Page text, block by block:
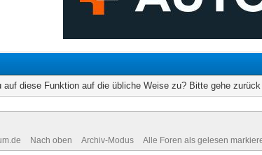
auf diese Funktion auf die übliche Weise zu? Bitte gehe
Nach oben Archiv-Modus Alle Foren als gelesen